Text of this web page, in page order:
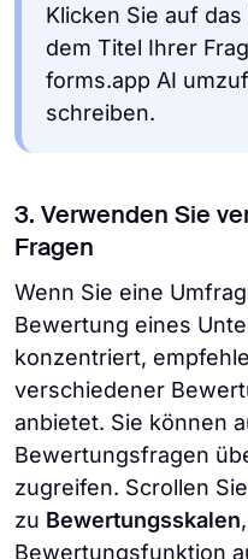
Klicken Sie auf
dem Titel Ihrer
forms.app AI
schreiben.
3. Verwenden Sie
Fragen
Wenn Sie eine
Bewertung eines
konzentriert,
verschiedener
anbietet. Sie können
Bewertungsfragen
zugreifen. Scrollen
zu Bewertungsskalen
Bewertungsfunktion